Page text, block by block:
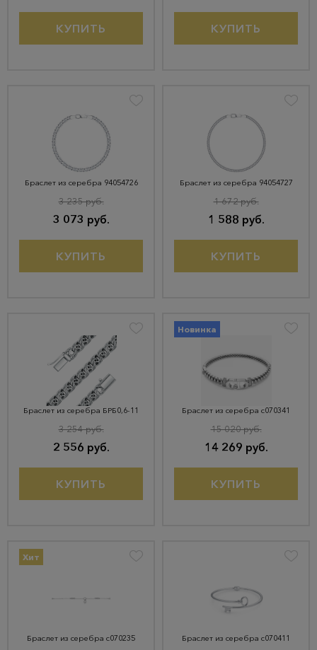
КУПИТЬ КУПИТЬ
Браслет из серебра 94054726
3 073 руб.
3 235 руб.
КУПИТЬ
Браслет из серебра 94054727
1 588 руб.
1 672 руб.
КУПИТЬ
Браслет из серебра БРБ0,6-11
2 556 руб.
3 254 руб.
КУПИТЬ
Новинка
Браслет из серебра с070341
14 269 руб.
15 020 руб.
КУПИТЬ
Хит
Браслет из серебра с070235 Браслет из серебра с070411